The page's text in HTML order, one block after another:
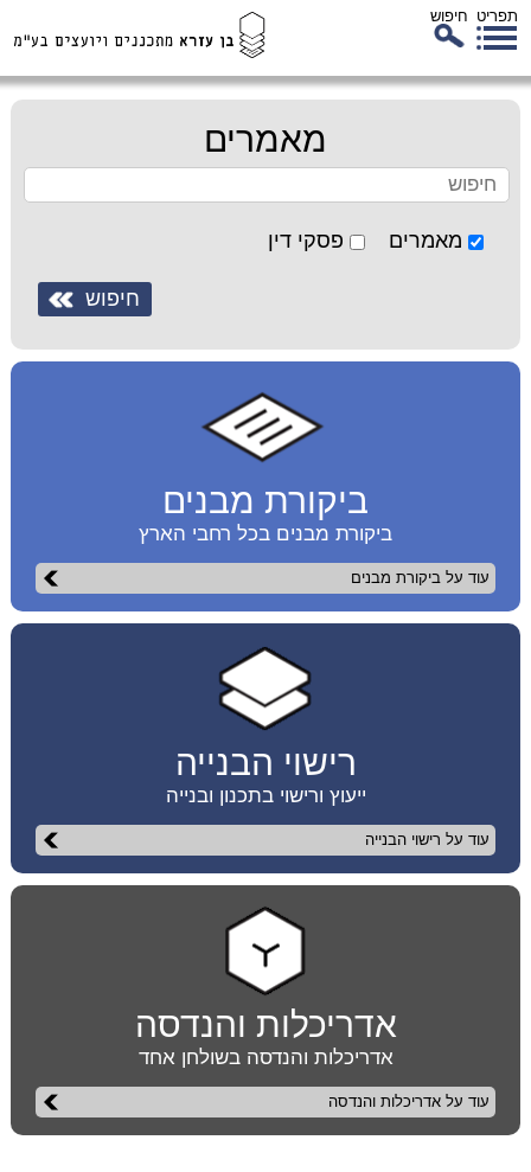
תפריט חיפוש
מאמרים
מאמרים פסקי דין
ביקורת מבנים
ביקורת מבנים בכל רחבי הארץ
עוד על ביקורת מבנים
רישוי הבנייה
ייעוץ ורישוי בתכנון ובנייה
עוד על רישוי הבנייה
אדריכלות והנדסה
אדריכלות והנדסה בשולחן אחד
עוד על אדריכלות והנדסה